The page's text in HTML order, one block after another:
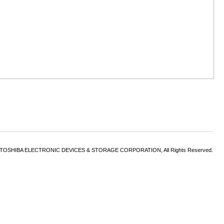
ELECTRONIC DEVICES & STORAGE CORPORATION, All Rights Reserved.